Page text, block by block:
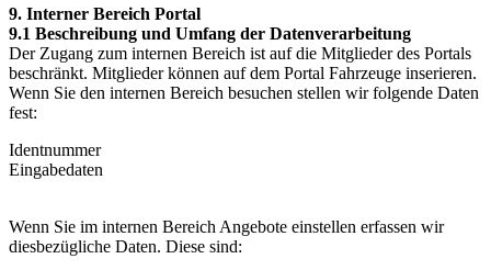
9. Interner Bereich Portal
9.1 Beschreibung und Umfang der Datenverarbeitung
Der Zugang zum internen Bereich ist auf die Mitglieder des Portals
beschränkt. Mitglieder können auf dem Portal Fahrzeuge inserieren.
Wenn Sie den internen Bereich besuchen stellen wir folgende Daten
fest:
Identnummer
Eingabedaten
Wenn Sie im internen Bereich Angebote einstellen erfassen wir
diesbezügliche Daten. Diese sind: